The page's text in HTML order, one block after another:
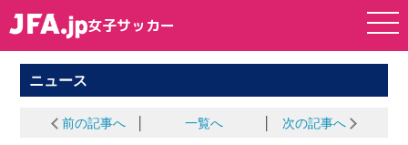
女子サッカー
女子サッカー
ニュース
前の記事へ 一覧へ 次の記事へ